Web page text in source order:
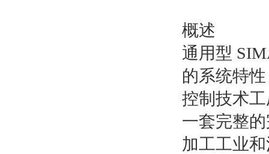
概述
通用型
的系统特
控制技术
一套完整
加工工业